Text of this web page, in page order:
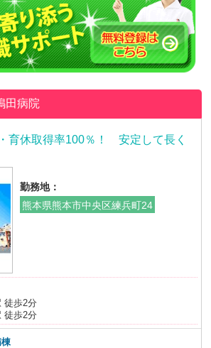
田病院
休取得率100％！ 安定して長く
勤務地：
熊本県熊本市中央区練兵町24
徒歩2分
徒歩2分